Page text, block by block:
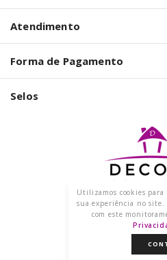
Atendimento
Forma de Pagamento
Selos
Razão Social: DECORE
CNPJ:
2021 @ Todos os
Utilizamos cookies
sua experiência no site.
com este